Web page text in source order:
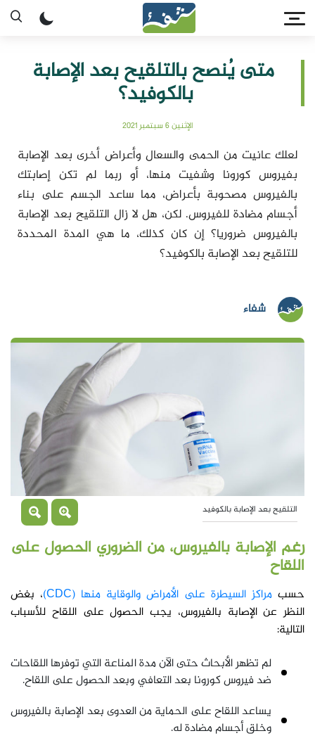
متى يُنصح بالتلقيح بعد الإصابة
بالكوفيد؟
الإثنين 6 سبتمبر 2021
لعلك عانيت من الحمى والسعال وأعراض أخرى بعد الإصابة
بفيروس كورونا وشفيت منها، أو ربما لم تكن إصابتك
بالفيروس مصحوبة بأعراض، مما ساعد الجسم على بناء
أجسام مضادة للفيروس. لكن، هل لا زال التلقيح بعد الإصابة
بالفيروس ضروريا؟ إن كان كذلك، ما هي المدة المحددة
للتلقيح بعد الإصابة بالكوفيد؟
شفاء
التلقيح بعد الإصابة بالكوفيد
رغم الإصابة بالفيروس، من الضروري الحصول على
اللقاح
حسب مراكز السيطرة على الأمراض والوقاية منها (CDC)
، بغض
النظر عن الإصابة بالفيروس، يجب الحصول على اللقاح للأسباب
التالية:
لم تظهر الأبحاث حتى الآن مدة المناعة التي توفرها اللقاحات
ضد فيروس كورونا بعد التعافي وبعد الحصول على اللقاح.
يساعد اللقاح على الحماية من العدوى بعد الإصابة بالفيروس
وخلق أجسام مضادة له.